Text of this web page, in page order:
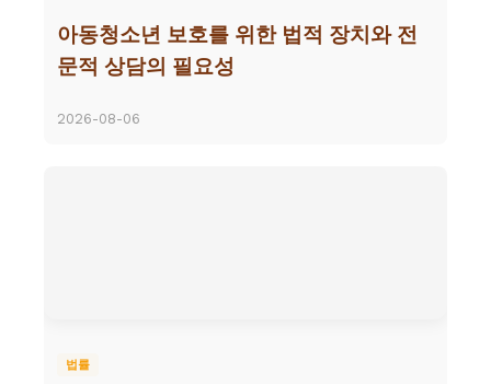
아동청소년 보호를 위한 법적 장치와 전
문적 상담의 필요성
2026-08-06
법률